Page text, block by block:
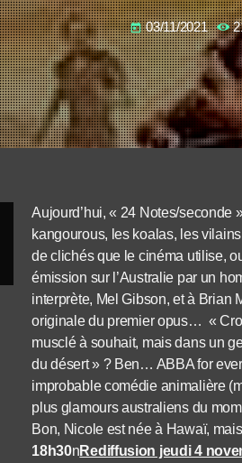
today 03/11/2021
Aujourd’hui, « 24 Notes/seconde
kangourous, les koalas, les
de clichés que le cinéma utilise,
émission sur l’Australie par un
interprète, Mel Gibson, et à Brian
originale du premier opus… «
musclé à souhait, mais dans un
du désert » ? Ben… ABBA for
improbable comédie animalière
plus glamours australiens du
Bon, Nicole est née à Hawaï,
18h30nRediffusion jeudi 4